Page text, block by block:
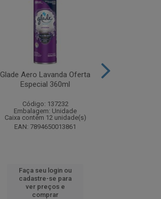
Glade Aero Lavanda Oferta
Especial 360ml
Código: 137232
Embalagem: Unidade
Caixa contém 12 unidade(s)
EAN: 7894650013861
Faça seu login ou
cadastre-se para
ver preços e
comprar